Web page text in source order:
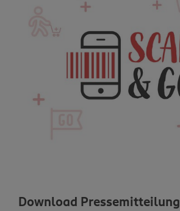
Download Pressemitteilung